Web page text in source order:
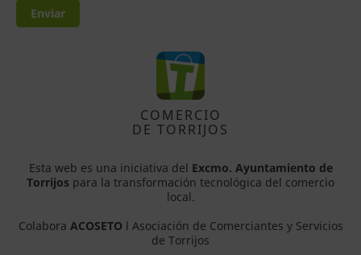
Enviar
COMERCIO
DE TORRIJOS
Esta web es una iniciativa del Excmo. Ayuntamiento de
Torrijos para la transformación tecnológica del comercio
local.
Colabora ACOSETO l Asociación de Comerciantes y Servicios
de Torrijos